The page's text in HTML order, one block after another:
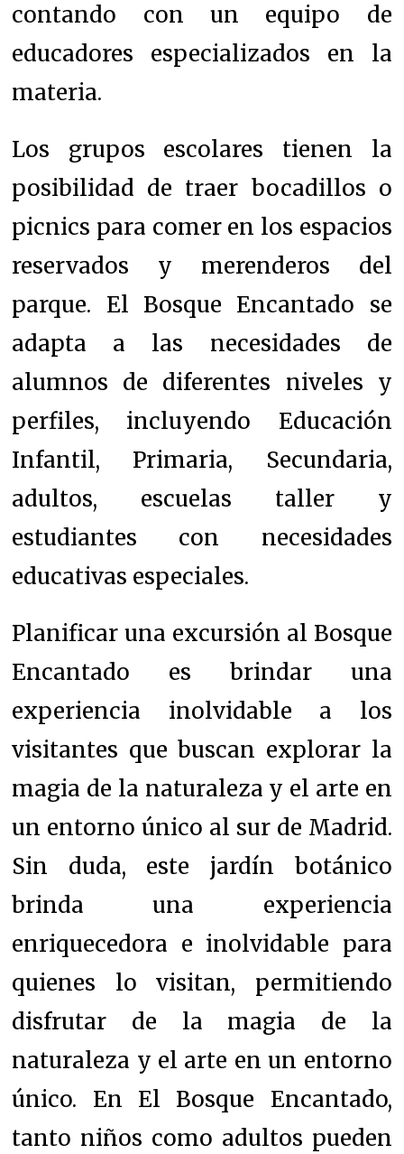
contando con un equipo de
educadores especializados en la
materia.
Los grupos escolares tienen la
posibilidad de traer bocadillos o
picnics para comer en los espacios
reservados y merenderos del
parque. El Bosque Encantado se
adapta a las necesidades de
alumnos de diferentes niveles y
perfiles, incluyendo Educación
Infantil, Primaria, Secundaria,
adultos, escuelas taller y
estudiantes con necesidades
educativas especiales.
Planificar una excursión al Bosque
Encantado es brindar una
experiencia inolvidable a los
visitantes que buscan explorar la
magia de la naturaleza y el arte en
un entorno único al sur de Madrid.
Sin duda, este jardín botánico
brinda una experiencia
enriquecedora e inolvidable para
quienes lo visitan, permitiendo
disfrutar de la magia de la
naturaleza y el arte en un entorno
único. En El Bosque Encantado,
tanto niños como adultos pueden